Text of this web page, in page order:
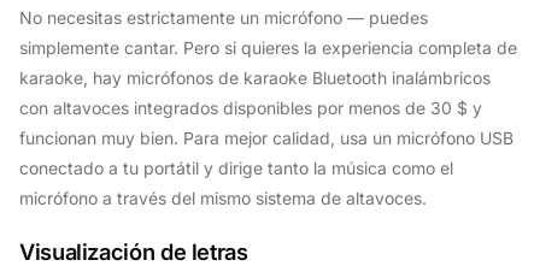
No necesitas estrictamente un micrófono — puedes
simplemente cantar. Pero si quieres la experiencia completa de
karaoke, hay micrófonos de karaoke Bluetooth inalámbricos
con altavoces integrados disponibles por menos de 30 $ y
funcionan muy bien. Para mejor calidad, usa un micrófono USB
conectado a tu portátil y dirige tanto la música como el
micrófono a través del mismo sistema de altavoces.
Visualización de letras